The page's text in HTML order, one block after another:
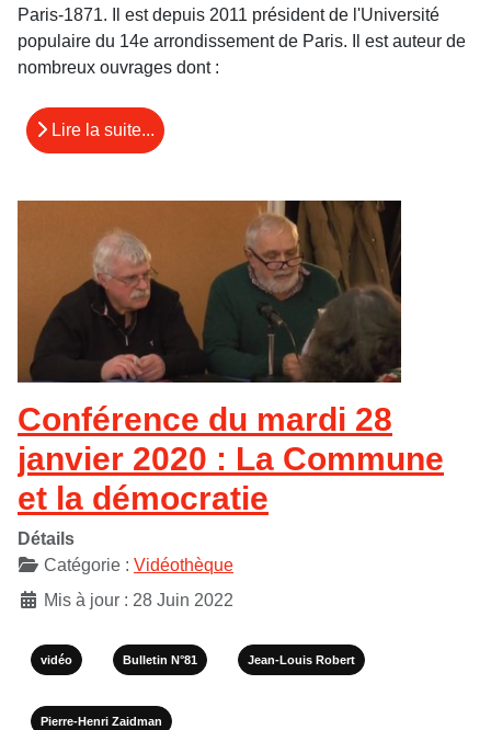
Paris-1871. Il est depuis 2011 président de l'Université
populaire du 14e arrondissement de Paris. Il est auteur de
nombreux ouvrages dont :
Lire la suite...
Conférence du mardi 28
janvier 2020 : La Commune
et la démocratie
Détails
Catégorie : Vidéothèque
Mis à jour : 28 Juin 2022
vidéo Bulletin N°81 Jean-Louis Robert
Pierre-Henri Zaidman